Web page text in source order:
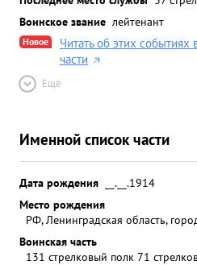
Воинское звание лейтенант
Новое
Читать об этих
части
Ещё
Именной список части
Дата рождения
__.__.1914
Место рождения
РФ, Ленинградская область,
Воинская часть
131 стрелковый полк 71